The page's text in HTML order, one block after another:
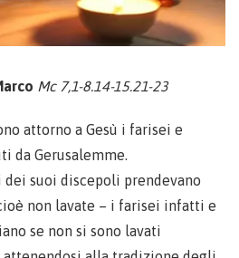
Mc 7,1-8.14-15.21-23
attorno a Gesù i farisei e
da Gerusalemme.
suoi discepoli prendevano
non lavate – i farisei infatti e
se non si sono lavati